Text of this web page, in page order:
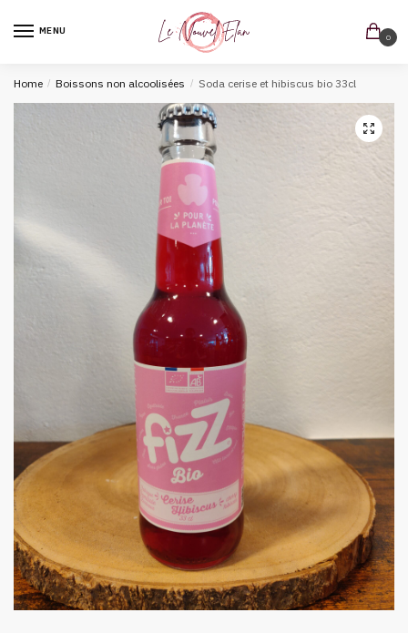
MENU
0
Home / Boissons non alcoolisées / Soda cerise et hibiscus bio 33cl
🔍